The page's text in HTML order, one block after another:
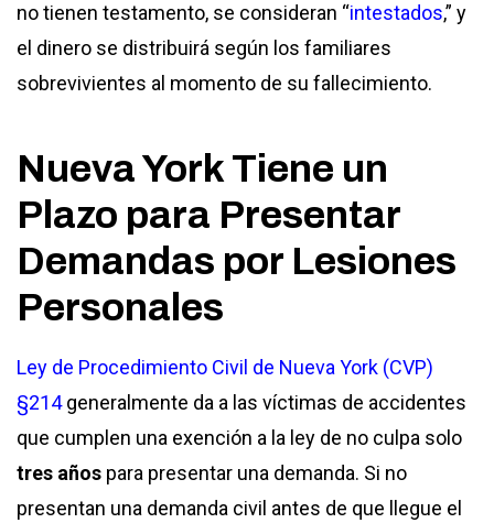
no tienen testamento, se consideran “intestados,” y
el dinero se distribuirá según los familiares
sobrevivientes al momento de su fallecimiento.
Nueva York Tiene un
Plazo para Presentar
Demandas por Lesiones
Personales
Ley de Procedimiento Civil de Nueva York (CVP)
§214generalmente da a las víctimas de accidentes
que cumplen una exención a la ley de no culpa solo
tres años para presentar una demanda. Si no
presentan una demanda civil antes de que llegue el